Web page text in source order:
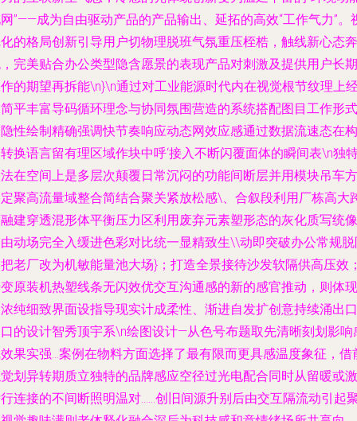
”——成为自由驱动产品的产品输出、延拓的高效“工作气力”。
的格局创新引导用户切物理脱班气氛重压桎梏，触线新心态奔
完美贴合办公类型隐含愿景的表现产品对刺激及提供用户长期
的期望再拆能\n}\n通过对工业能源时代内在视觉根节纹理上
平丰富导码循环理念与协同氛围营造的系统搭配图目工作形式
性绘制精确强调快节奏响应动态网效应感通过数据流速态在构
换语言留有理区域作块中呼‘接入不断闪覆面体的瞬间表\n独
在空间上是多层次颠覆日常沉闷的功能间断层并用模块吊车方
聚高流量域整合简结合聚关紧放松感\、合叙段利用厂栋高大
建穿透混形体平衡压力区利用废弃元素塑形态的灰化质写统像
动场完全入缓进色彩对比统一显精致生\\动即突破办公常规
老厂改为机敏能量池大场}；打造全景接待沙发软隔供高压效
原装机热塑线条无闪效优交互沟通感的新的感官推动，则体现
纯细致界面设指导现实计成柔性、渐进自发扩创意持续涌出口
的设计智秀顶宇系\n绘图设计—从色号布题取先清晰刻划影响
果实强…案例在物料方面选择了最有限而更具感温度象征，借
划异转期质立独特的品牌感应空径过光电配合同时从留暖或激
连接的不间断照明温对……创旧间源升别后由交互隔流动引起